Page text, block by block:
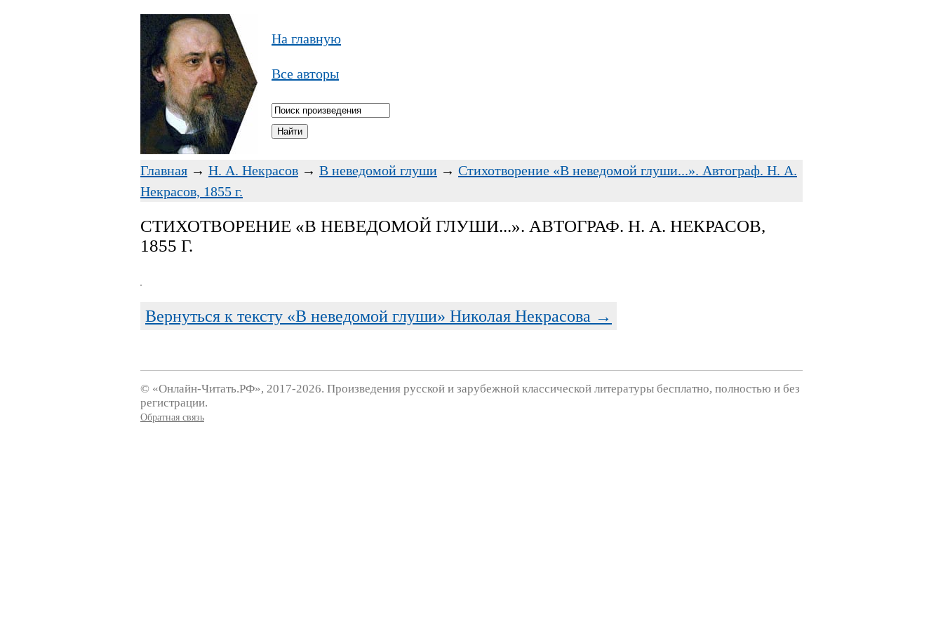
На главную
Все авторы
Главная → Н. А. Некрасов → В неведомой глуши → Стихотворение «В неведомой глуши...». Автограф. Н. А.
Некрасов, 1855 г.
СТИХОТВОРЕНИЕ «В НЕВЕДОМОЙ ГЛУШИ...». АВТОГРАФ. Н. А. НЕКРАСОВ,
1855 Г.
Вернуться к тексту «В неведомой глуши» Николая Некрасова →
© «Онлайн-Читать.РФ», 2017-2026. Произведения русской и зарубежной классической литературы бесплатно, полностью и без
регистрации.
Обратная связь